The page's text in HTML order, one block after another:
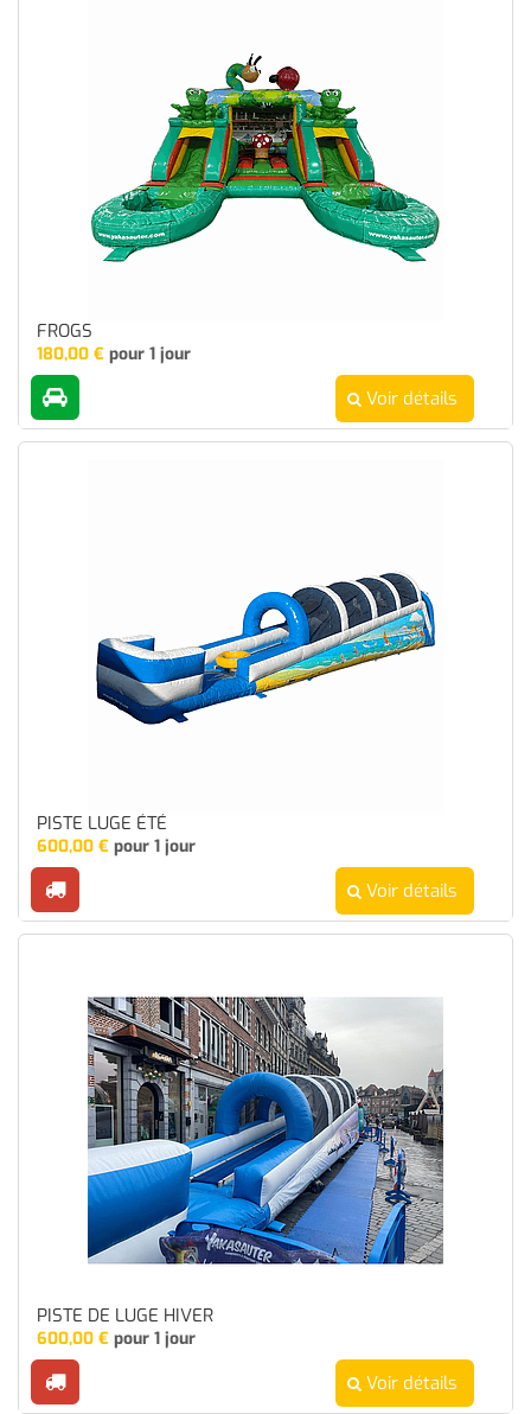
FROGS
180,00 € pour 1 jour
Voir détails
PISTE LUGE ÉTÉ
600,00 € pour 1 jour
Voir détails
PISTE DE LUGE HIVER
600,00 € pour 1 jour
Voir détails